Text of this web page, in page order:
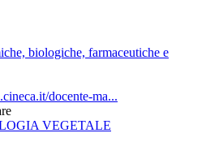
biologiche, farmaceutiche e
docente-ma...
VEGETALE